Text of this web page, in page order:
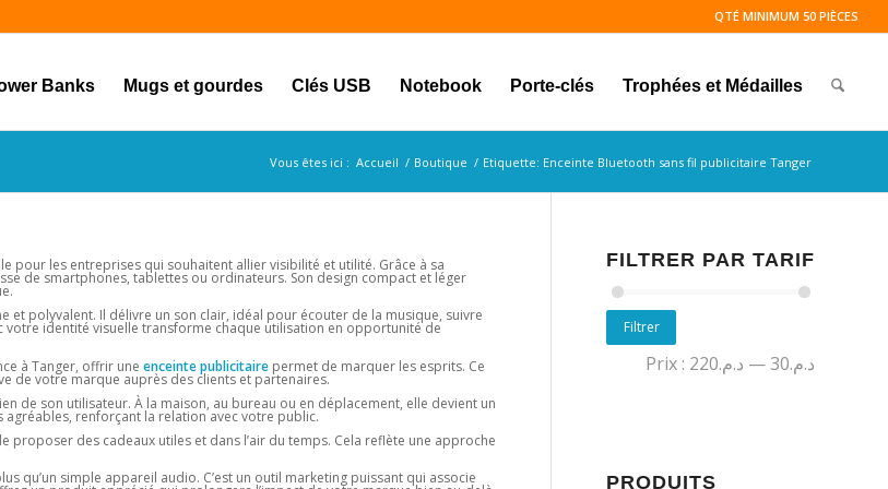
QTÉ MINIMUM 50 PIÈCES
Banks Mugs et gourdes Clés USB Notebook Porte-clés Trophées et Médailles
Vous êtes ici : Accueil / Boutique / Etiquette: Enceinte Bluetooth sans fil publicitaire Tanger
pour les entreprises qui souhaitent allier visibilité et utilité. Grâce à sa
de smartphones, tablettes ou ordinateurs. Son design compact et léger
polyvalent. Il délivre un son clair, idéal pour écouter de la musique, suivre
identité visuelle transforme chaque utilisation en opportunité de
à Tanger, offrir une enceinte publicitaire permet de marquer les esprits. Ce
de votre marque auprès des clients et partenaires.
de son utilisateur. À la maison, au bureau ou en déplacement, elle devient un
renforçant la relation avec votre public.
des cadeaux utiles et dans l’air du temps. Cela reflète une approche
qu’un simple appareil audio. C’est un outil marketing puissant qui associe
FILTRER PAR TARIF
Filtrer
Prix : د.م.30 — د.م.220
PRODUITS